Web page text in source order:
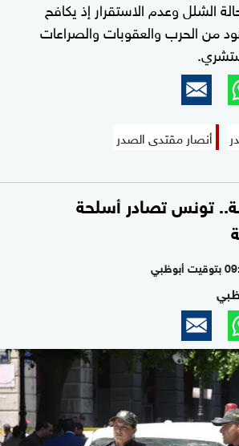
الشلل وعدم الاستقرار إذ يكافح
من الحرب والعقوبات والصراعات
أنصار مقتدى الصدر
تونس تصادر أسلحة